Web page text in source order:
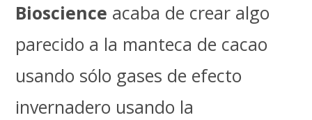
Bioscience acaba de crear algo
parecido a la manteca de cacao
usando sólo gases de efecto
invernadero usando la